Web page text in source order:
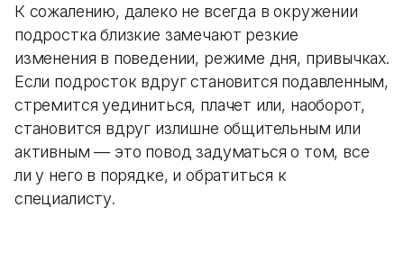
К сожалению, далеко не всегда в окружении
подростка близкие замечают резкие
изменения в поведении, режиме дня, привычках.
Если подросток вдруг становится подавленным,
стремится уединиться, плачет или, наоборот,
становится вдруг излишне общительным или
активным — это повод задуматься о том, все
ли у него в порядке, и обратиться к
специалисту.